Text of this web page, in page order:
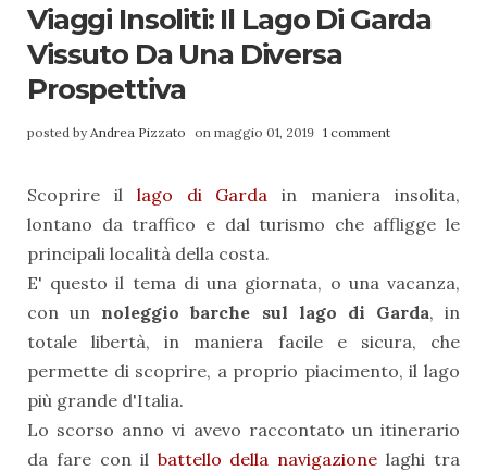
Viaggi Insoliti: Il Lago Di Garda
Vissuto Da Una Diversa
Prospettiva
posted by Andrea Pizzato on maggio 01, 2019 1 comment
Scoprire il lago di Garda in maniera insolita,
lontano da traffico e dal turismo che affligge le
principali località della costa.
E' questo il tema di una giornata, o una vacanza,
con un noleggio barche sul lago di Garda, in
totale libertà, in maniera facile e sicura, che
permette di scoprire, a proprio piacimento, il lago
più grande d'Italia.
Lo scorso anno vi avevo raccontato un itinerario
da fare con il battello della navigazione laghi tra